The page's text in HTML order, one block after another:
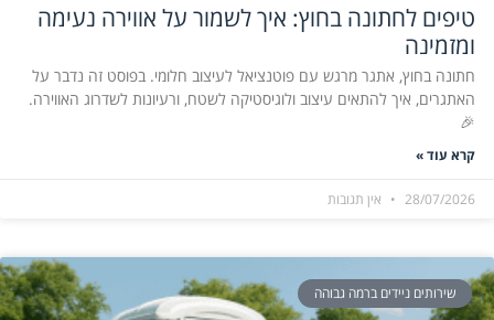
טיפים לחתונה בחוץ: איך לשמור על אווירה נעימה
ומזמינה
חתונה בחוץ, אתגר מרגש עם פוטנציאל לעיצוב חלומי. בפוסט זה נדבר על
האתגרים, איך להתאים עיצוב ולוגיסטיקה לשטח, ורעיונות לשדרוג האווירה.
🎉
קרא עוד »
28/07/2026 אין תגובות
שירותים ניידים ברמה גבוהה